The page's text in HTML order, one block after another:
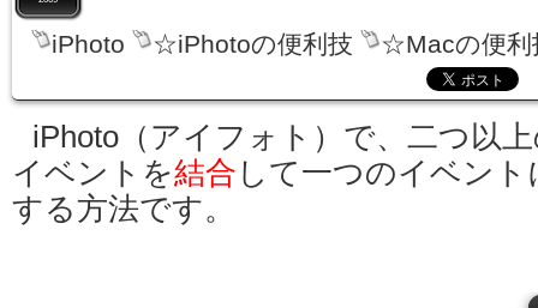
iPhoto ☆iPhotoの便利技 ☆Macの便利
iPhoto（アイフォト）で、二つ以
イベントを結合 して一つのイベント
する方法です。